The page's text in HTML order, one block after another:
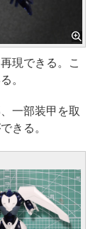
現できる。こ
。
一部装甲を取
きる。